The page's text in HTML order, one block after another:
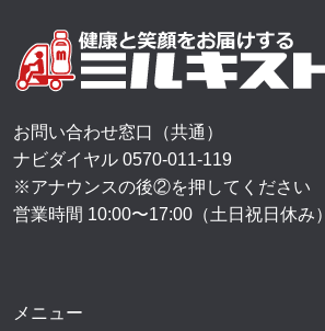
お問い合わせ窓口（共通）
ナビダイヤル 0570-011-119
※アナウンスの後②を押してください
営業時間 10:00〜17:00（土日祝日休み）
メニュー